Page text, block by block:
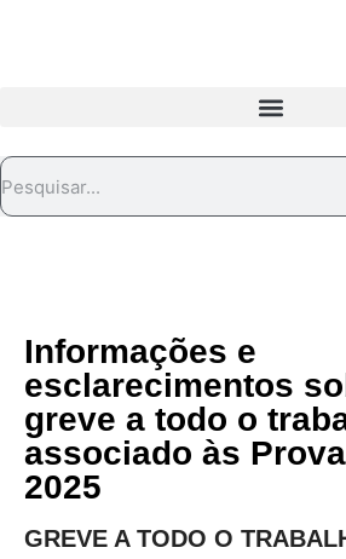
Informações e
esclarecimentos
greve a todo o
associado às
2025
GREVE A TODO O